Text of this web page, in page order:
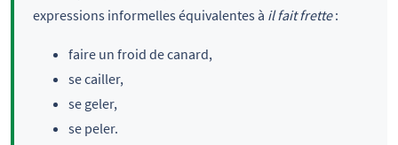
expressions informelles équivalentes à il fait frette:
faire un froid de canard,
se cailler,
se geler,
se peler.